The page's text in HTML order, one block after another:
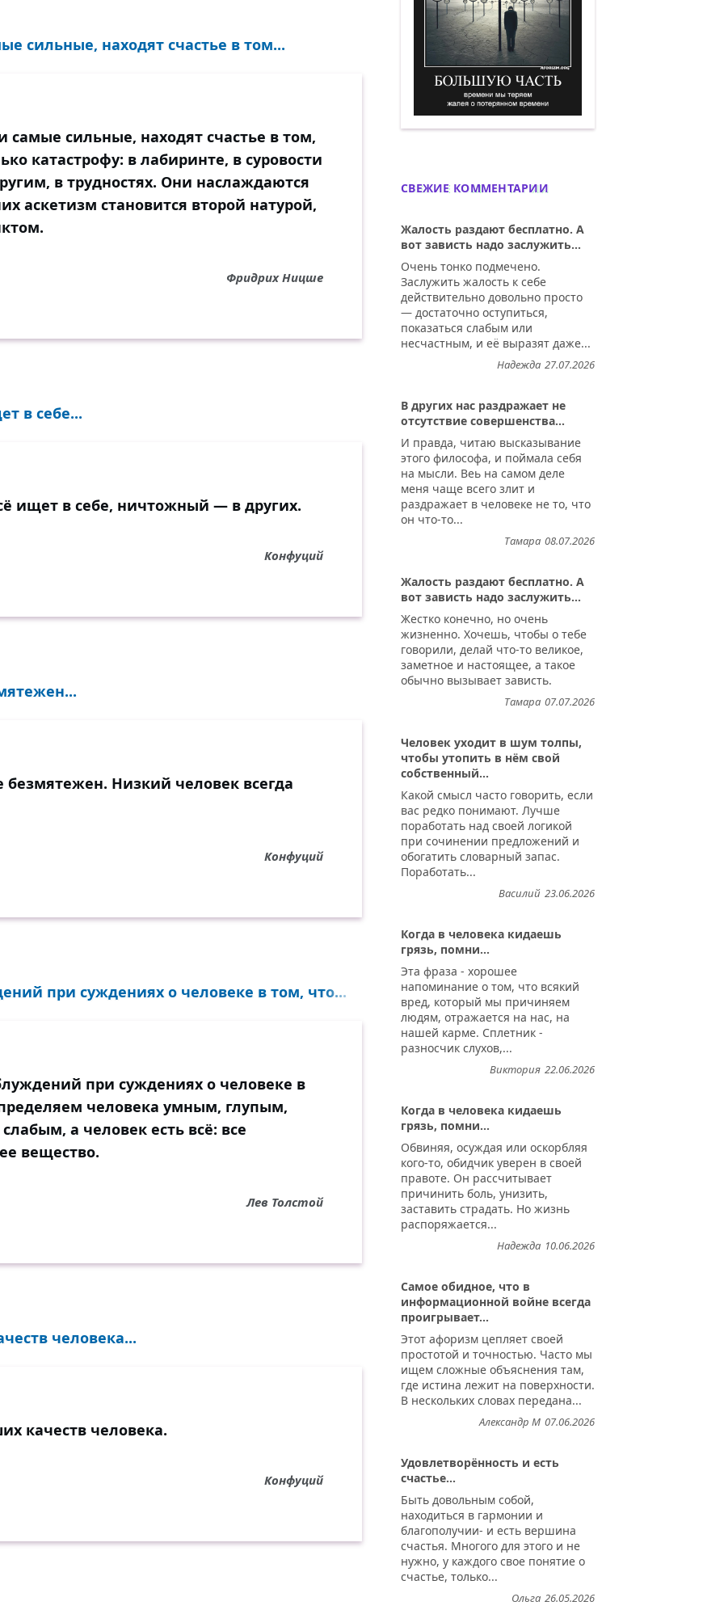
сильные, находят счастье в том...
сильные, находят счастье в том,
катастрофу: в лабиринте, в суровости
в трудностях. Они наслаждаются
аскетизм становится второй натурой,
Фридрих Ницше
в себе...
ищет в себе, ничтожный — в других.
Конфуций
Низкий человек всегда
Конфуций
при суждениях о человеке в том, что...
при суждениях о человеке в
человека умным, глупым,
а человек есть всё: все
вещество.
Лев Толстой
человека...
качеств человека.
Конфуций
Большую часть времени мы теряем,
СВЕЖИЕ КОММЕНТАРИИ
Жалость раздают бесплатно. А
вот зависть надо заслужить...
Очень тонко подмечено.
Заслужить жалость к себе
действительно довольно просто
— достаточно оступиться,
показаться слабым или
несчастным, и её выразят даже...
27.07.2026
Надежда
В других нас раздражает не
отсутствие совершенства...
И правда, читаю высказывание
этого философа, и поймала себя
на мысли. Веь на самом деле
меня чаще всего злит и
раздражает в человеке не то, что
он что-то...
08.07.2026
Тамара
Жалость раздают бесплатно. А
вот зависть надо заслужить...
Жестко конечно, но очень
жизненно. Хочешь, чтобы о тебе
говорили, делай что-то великое,
заметное и настоящее, а такое
обычно вызывает зависть.
07.07.2026
Тамара
Человек уходит в шум толпы,
чтобы утопить в нём свой
собственный...
Какой смысл часто говорить, если
вас редко понимают. Лучше
поработать над своей логикой
при сочинении предложений и
обогатить словарный запас.
Поработать...
23.06.2026
Василий
Когда в человека кидаешь
грязь, помни...
Эта фраза - хорошее
напоминание о том, что всякий
вред, который мы причиняем
людям, отражается на нас, на
нашей карме. Сплетник -
разносчик слухов,...
22.06.2026
Виктория
Когда в человека кидаешь
грязь, помни...
Обвиняя, осуждая или оскорбляя
кого-то, обидчик уверен в своей
правоте. Он рассчитывает
причинить боль, унизить,
заставить страдать. Но жизнь
распоряжается...
10.06.2026
Надежда
Самое обидное, что в
информационной войне всегда
проигрывает...
Этот афоризм цепляет своей
простотой и точностью. Часто мы
ищем сложные объяснения там,
где истина лежит на поверхности.
В нескольких словах передана...
07.06.2026
Александр М
Удовлетворённость и есть
счастье...
Быть довольным собой,
находиться в гармонии и
благополучии- и есть вершина
счастья. Многого для этого и не
нужно, у каждого свое понятие о
счастье, только...
26.05.2026
Ольга